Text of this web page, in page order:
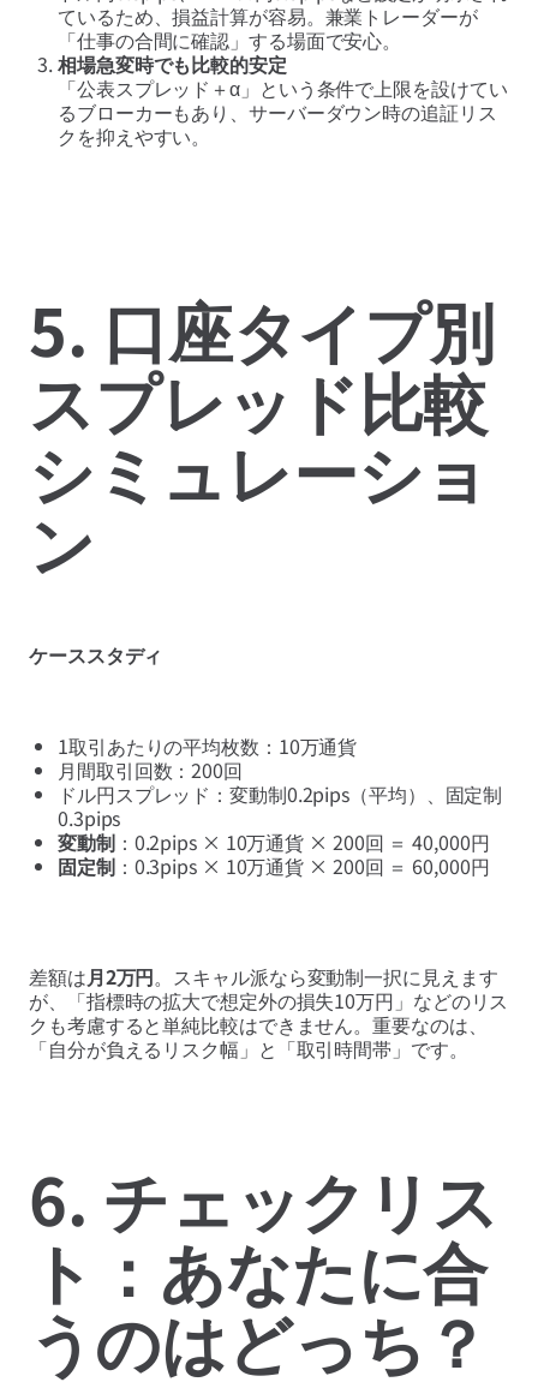
ているため、損益計算が容易。兼業トレーダーが
「仕事の合間に確認」する場面で安心。
相場急変時でも比較的安定
「公表スプレッド＋α」という条件で上限を設けてい
るブローカーもあり、サーバーダウン時の追証リス
クを抑えやすい。
5. 口座タイプ別
スプレッド比較
シミュレーショ
ン
ケーススタディ
1取引あたりの平均枚数：10万通貨
月間取引回数：200回
ドル円スプレッド：変動制0.2pips（平均）、固定制
0.3pips
変動制：0.2pips × 10万通貨 × 200回 ＝ 40,000円
固定制：0.3pips × 10万通貨 × 200回 ＝ 60,000円
差額は月2万円。スキャル派なら変動制一択に見えます
が、「指標時の拡大で想定外の損失10万円」などのリス
クも考慮すると単純比較はできません。重要なのは、
「自分が負えるリスク幅」と「取引時間帯」です。
6. チェックリス
ト：あなたに合
うのはどっち？